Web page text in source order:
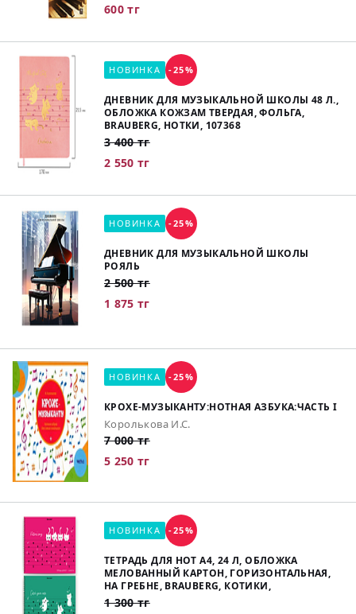
600 тг
НОВИНКА -25%
ДНЕВНИК ДЛЯ МУЗЫКАЛЬНОЙ ШКОЛЫ 48 Л.,
ОБЛОЖКА КОЖЗАМ ТВЕРДАЯ, ФОЛЬГА,
BRAUBERG, НОТКИ, 107368
3 400 тг
2 550 тг
НОВИНКА -25%
ДНЕВНИК ДЛЯ МУЗЫКАЛЬНОЙ ШКОЛЫ
РОЯЛЬ
2 500 тг
1 875 тг
НОВИНКА -25%
КРОХЕ-МУЗЫКАНТУ:НОТНАЯ АЗБУКА:ЧАСТЬ I
Королькова И.С.
7 000 тг
5 250 тг
НОВИНКА -25%
ТЕТРАДЬ ДЛЯ НОТ А4, 24 Л, ОБЛОЖКА
МЕЛОВАННЫЙ КАРТОН, ГОРИЗОНТАЛЬНАЯ,
НА ГРЕБНЕ, BRAUBERG, КОТИКИ,
1 300 тг